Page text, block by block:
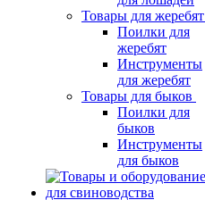
Товары для жеребят
Поилки для
жеребят
Инструменты
для жеребят
Товары для быков
Поилки для
быков
Инструменты
для быков